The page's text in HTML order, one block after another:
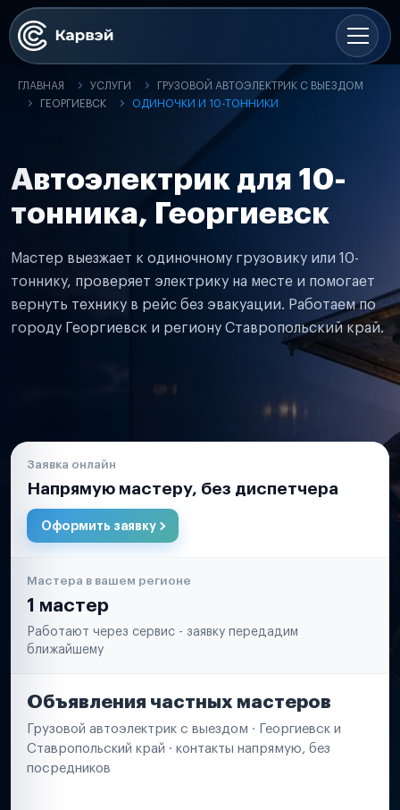
ГЛАВНАЯ УСЛУГИ
ГРУЗОВОЙ АВТОЭЛЕКТРИК С ВЫЕЗДОМ
ГЕОРГИЕВСК
ОДИНОЧКИ И 10-ТОННИКИ
Автоэлектрик для 10-
тонника, Георгиевск
Мастер выезжает к одиночному грузовику или 10-
тоннику, проверяет электрику на месте и помогает
вернуть технику в рейс без эвакуации. Работаем по
городу Георгиевск и региону Ставропольский край.
Заявка онлайн
Напрямую мастеру, без диспетчера
Оформить заявку
Мастера в вашем регионе
1 мастер
Работают через сервис - заявку передадим
ближайшему
Объявления частных мастеров
Грузовой автоэлектрик с выездом · Георгиевск и
Ставропольский край · контакты напрямую, без
посредников